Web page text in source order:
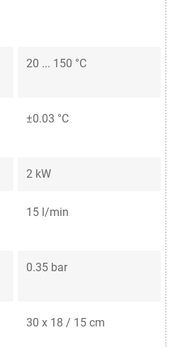
20 ... 150 °C
±0.03 °C
2 kW
15 l/min
0.35 bar
30 x 18 / 15 cm